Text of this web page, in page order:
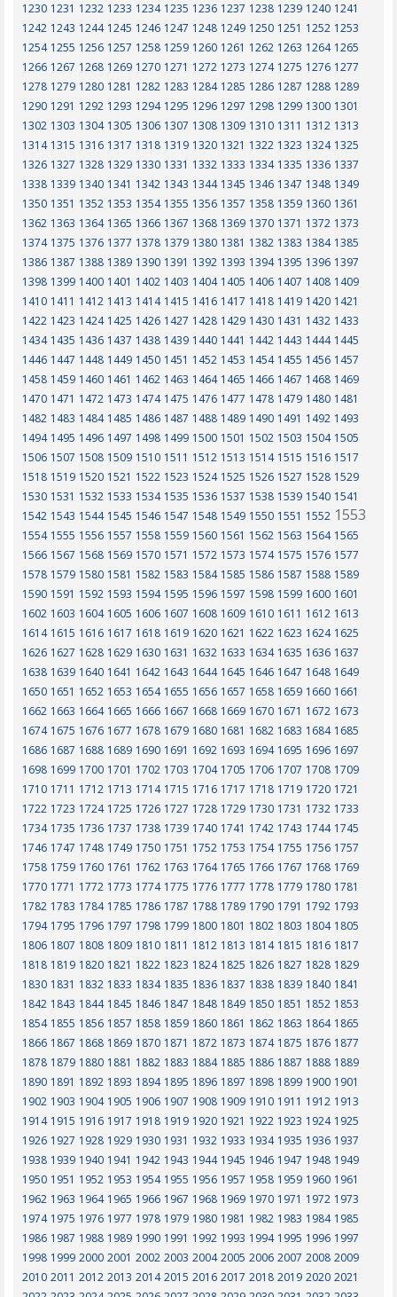
1230 1231 1232 1233 1234 1235 1236 1237 1238 1239 1240 1241
1242 1243 1244 1245 1246 1247 1248 1249 1250 1251 1252 1253
1254 1255 1256 1257 1258 1259 1260 1261 1262 1263 1264 1265
1266 1267 1268 1269 1270 1271 1272 1273 1274 1275 1276 1277
1278 1279 1280 1281 1282 1283 1284 1285 1286 1287 1288 1289
1290 1291 1292 1293 1294 1295 1296 1297 1298 1299 1300 1301
1302 1303 1304 1305 1306 1307 1308 1309 1310 1311 1312 1313
1314 1315 1316 1317 1318 1319 1320 1321 1322 1323 1324 1325
1326 1327 1328 1329 1330 1331 1332 1333 1334 1335 1336 1337
1338 1339 1340 1341 1342 1343 1344 1345 1346 1347 1348 1349
1350 1351 1352 1353 1354 1355 1356 1357 1358 1359 1360 1361
1362 1363 1364 1365 1366 1367 1368 1369 1370 1371 1372 1373
1374 1375 1376 1377 1378 1379 1380 1381 1382 1383 1384 1385
1386 1387 1388 1389 1390 1391 1392 1393 1394 1395 1396 1397
1398 1399 1400 1401 1402 1403 1404 1405 1406 1407 1408 1409
1410 1411 1412 1413 1414 1415 1416 1417 1418 1419 1420 1421
1422 1423 1424 1425 1426 1427 1428 1429 1430 1431 1432 1433
1434 1435 1436 1437 1438 1439 1440 1441 1442 1443 1444 1445
1446 1447 1448 1449 1450 1451 1452 1453 1454 1455 1456 1457
1458 1459 1460 1461 1462 1463 1464 1465 1466 1467 1468 1469
1470 1471 1472 1473 1474 1475 1476 1477 1478 1479 1480 1481
1482 1483 1484 1485 1486 1487 1488 1489 1490 1491 1492 1493
1494 1495 1496 1497 1498 1499 1500 1501 1502 1503 1504 1505
1506 1507 1508 1509 1510 1511 1512 1513 1514 1515 1516 1517
1518 1519 1520 1521 1522 1523 1524 1525 1526 1527 1528 1529
1530 1531 1532 1533 1534 1535 1536 1537 1538 1539 1540 1541
1542 1543 1544 1545 1546 1547 1548 1549 1550 1551 1552 1553
1554 1555 1556 1557 1558 1559 1560 1561 1562 1563 1564 1565
1566 1567 1568 1569 1570 1571 1572 1573 1574 1575 1576 1577
1578 1579 1580 1581 1582 1583 1584 1585 1586 1587 1588 1589
1590 1591 1592 1593 1594 1595 1596 1597 1598 1599 1600 1601
1602 1603 1604 1605 1606 1607 1608 1609 1610 1611 1612 1613
1614 1615 1616 1617 1618 1619 1620 1621 1622 1623 1624 1625
1626 1627 1628 1629 1630 1631 1632 1633 1634 1635 1636 1637
1638 1639 1640 1641 1642 1643 1644 1645 1646 1647 1648 1649
1650 1651 1652 1653 1654 1655 1656 1657 1658 1659 1660 1661
1662 1663 1664 1665 1666 1667 1668 1669 1670 1671 1672 1673
1674 1675 1676 1677 1678 1679 1680 1681 1682 1683 1684 1685
1686 1687 1688 1689 1690 1691 1692 1693 1694 1695 1696 1697
1698 1699 1700 1701 1702 1703 1704 1705 1706 1707 1708 1709
1710 1711 1712 1713 1714 1715 1716 1717 1718 1719 1720 1721
1722 1723 1724 1725 1726 1727 1728 1729 1730 1731 1732 1733
1734 1735 1736 1737 1738 1739 1740 1741 1742 1743 1744 1745
1746 1747 1748 1749 1750 1751 1752 1753 1754 1755 1756 1757
1758 1759 1760 1761 1762 1763 1764 1765 1766 1767 1768 1769
1770 1771 1772 1773 1774 1775 1776 1777 1778 1779 1780 1781
1782 1783 1784 1785 1786 1787 1788 1789 1790 1791 1792 1793
1794 1795 1796 1797 1798 1799 1800 1801 1802 1803 1804 1805
1806 1807 1808 1809 1810 1811 1812 1813 1814 1815 1816 1817
1818 1819 1820 1821 1822 1823 1824 1825 1826 1827 1828 1829
1830 1831 1832 1833 1834 1835 1836 1837 1838 1839 1840 1841
1842 1843 1844 1845 1846 1847 1848 1849 1850 1851 1852 1853
1854 1855 1856 1857 1858 1859 1860 1861 1862 1863 1864 1865
1866 1867 1868 1869 1870 1871 1872 1873 1874 1875 1876 1877
1878 1879 1880 1881 1882 1883 1884 1885 1886 1887 1888 1889
1890 1891 1892 1893 1894 1895 1896 1897 1898 1899 1900 1901
1902 1903 1904 1905 1906 1907 1908 1909 1910 1911 1912 1913
1914 1915 1916 1917 1918 1919 1920 1921 1922 1923 1924 1925
1926 1927 1928 1929 1930 1931 1932 1933 1934 1935 1936 1937
1938 1939 1940 1941 1942 1943 1944 1945 1946 1947 1948 1949
1950 1951 1952 1953 1954 1955 1956 1957 1958 1959 1960 1961
1962 1963 1964 1965 1966 1967 1968 1969 1970 1971 1972 1973
1974 1975 1976 1977 1978 1979 1980 1981 1982 1983 1984 1985
1986 1987 1988 1989 1990 1991 1992 1993 1994 1995 1996 1997
1998 1999 2000 2001 2002 2003 2004 2005 2006 2007 2008 2009
2010 2011 2012 2013 2014 2015 2016 2017 2018 2019 2020 2021